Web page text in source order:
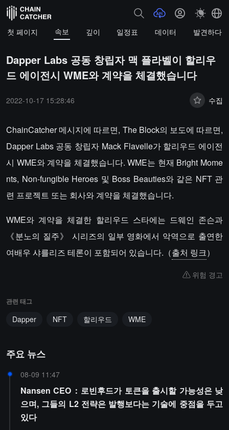
첫 페이지 속보 깊이 일정표 데이터 발견하다
Dapper Labs 공동 창립자 맥 플라벨이 할리우
드 에이전시 WME와 계약을 체결했습니다
2022-10-17 15:28:46 수집
ChainCatcher 메시지에 따르면, The Block의 보도에 따르면,
Dapper Labs 공동 창립자 Mack Flavelle가 할리우드 에이전
시 WME와 계약을 체결했습니다. WME는 현재 Bright Mome
nts, Non-fungible Heroes 및 Boss Beauties와 같은 NFT 관
련 프로젝트 또는 회사와 계약을 체결했습니다.
WME와 계약을 체결한 할리우드 스타에는 드웨인 존슨과
《분노의 질주》 시리즈의 일부 영화에서 악역으로 출연한
여배우 샤를리즈 테론이 포함되어 있습니다.（출처 링크）
위험 경고
관련 태그
Dapper NFT 할리우드 WME
주요 뉴스
08-09 11:47
Nansen CEO：로빈후드가 토큰을 출시할 가능성은 낮
으며, 그들의 L2 전략은 발행보다는 기술에 중점을 두고
있다